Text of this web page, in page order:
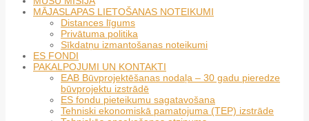
MĀJASLAPAS LIETOŠANAS NOTEIKUMI
Distances līgums
Privātuma politika
Sīkdatņu izmantošanas noteikumi
ES FONDI
PAKALPOJUMI UN KONTAKTI
EAB Būvprojektēšanas nodaļa – 30 gadu pieredze
būvprojektu izstrādē
ES fondu pieteikumu sagatavošana
Tehniski ekonomiskā pamatojuma (TEP) izstrāde